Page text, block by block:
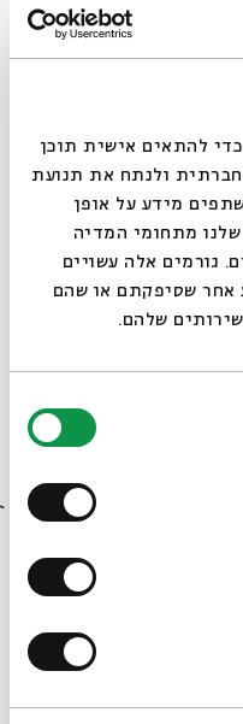
אנחנו משתמשים בקובצי Cookie כדי להתאים אישית תוכן
ולנתח את תנועת
מידע על אופן
מתחומי המדיה
גורמים אלה עשויים
אחר שסיפקתם או שהם
שלהם.
העכשווית. יחד
שלה במציאות
בימי רביעי, בין
הרשמה לאירועים דומים